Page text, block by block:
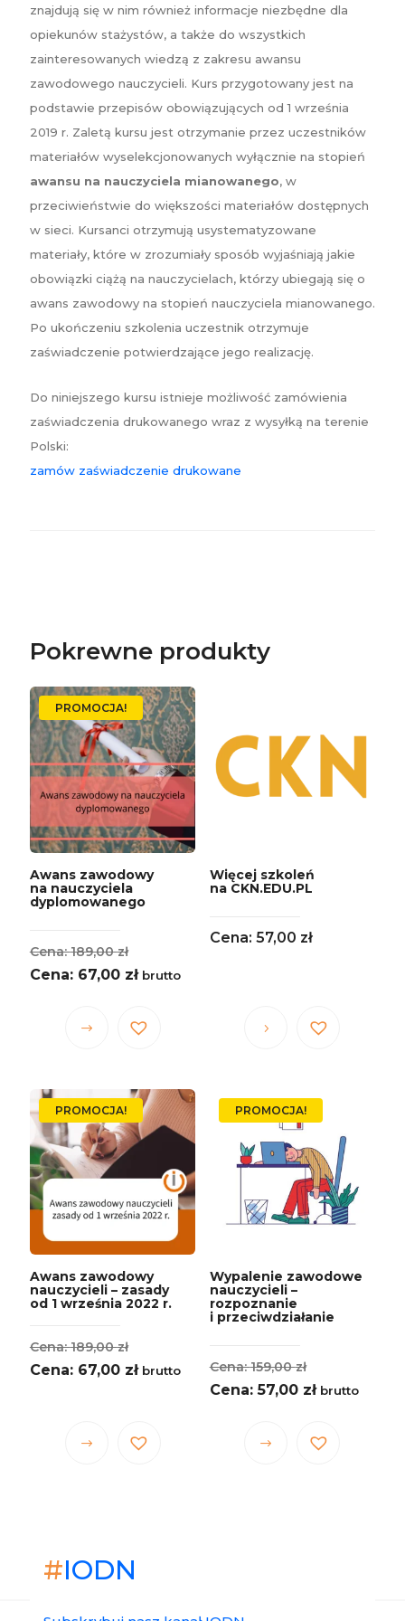
znajdują się w nim również informacje niezbędne dla
opiekunów stażystów, a także do wszystkich
zainteresowanych wiedzą z zakresu awansu
zawodowego nauczycieli. Kurs przygotowany jest na
podstawie przepisów obowiązujących od 1 września
2019 r. Zaletą kursu jest otrzymanie przez uczestników
materiałów wyselekcjonowanych wyłącznie na stopień
awansu na nauczyciela mianowanego, w
przeciwieństwie do większości materiałów dostępnych
w sieci. Kursanci otrzymują usystematyzowane
materiały, które w zrozumiały sposób wyjaśniają jakie
obowiązki ciążą na nauczycielach, którzy ubiegają się o
awans zawodowy na stopień nauczyciela mianowanego.
Po ukończeniu szkolenia uczestnik otrzymuje
zaświadczenie potwierdzające jego realizację.
Do niniejszego kursu istnieje możliwość zamówienia
zaświadczenia drukowanego wraz z wysyłką na terenie
Polski:
zamów zaświadczenie drukowane
Pokrewne produkty
PROMOCJA!
Awans zawodowy
na nauczyciela
dyplomowanego
189,00złPierwotna
cena
189,00 zł.
67,00 złAktualna
wynosi:
brutto
Ten
wiele
wariantów.
Opcje
można
na
stronie
Więcej szkoleń
na CKN.EDU.PL
57,00 zł
PROMOCJA!
Awans zawodowy
nauczycieli – zasady
od 1 września 2022 r.
189,00złPierwotna
cena
67,00 złAktualna
67,00 zł.
brutto
Ten
Opcje
PROMOCJA!
Wypalenie zawodowe
nauczycieli –
rozpoznanie
i przeciwdziałanie
159,00złPierwotna
cena
159,00 zł.
57,00 złAktualna
wynosi:
brutto
Ten
#IODN